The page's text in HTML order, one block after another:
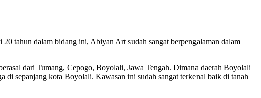
tahun dalam bidang ini, Abiyan Art sudah sangat berpengalaman dalam
dari Tumang, Cepogo, Boyolali, Jawa Tengah. Dimana daerah Boyolali
di sepanjang kota Boyolali. Kawasan ini sudah sangat terkenal baik di tanah